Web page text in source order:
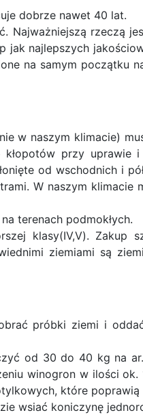
dobrze nawet 40 lat.
Najważniejszą rzeczą
jak najlepszych
na samym początku
w naszym klimacie)
przy uprawie i
od wschodnich i
W naszym
terenach podmokłych.
klasy(IV,V). Zakup
ziemiami są
próbki ziemi i
od 30 do 40 kg na
winogron w ilości ok.
które
wsiać koniczynę